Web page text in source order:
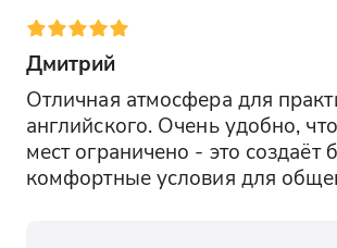
Дмитрий
Отличная атмосфера для
английского. Очень удобно,
мест ограничено - это создаёт
комфортные условия для